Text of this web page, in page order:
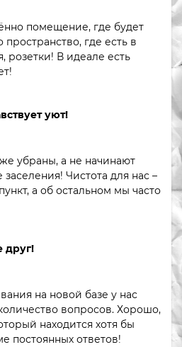
помещение, где будет
где есть в
розетки! В идеале есть
уют!
убраны, а не начинают
Чистота для нас –
а об остальном мы часто
друг!
на новой базе у нас
вопросов. Хорошо,
находится хотя бы
постоянных ответов!